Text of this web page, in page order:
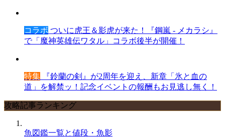
コラボ ついに虎王＆影虎が来た！『鋼嵐 - メカラシ』
で「魔神英雄伝ワタル」コラボ後半が開催！
特集 『鈴蘭の剣』が2周年を迎え、新章「氷と血の
道」を解禁ッ！記念イベントの報酬もお見逃し無く！
攻略記事ランキング
魚図鑑一覧と値段・魚影